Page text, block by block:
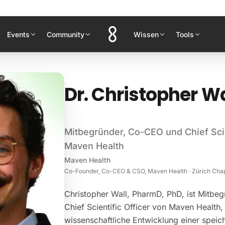
Events Community Wissen Tools
Dr. Christopher
Mitbegründer, Co-CEO und Chief
Maven Health
Maven Health
Co-Founder, Co-CEO & CSO, Maven Health · Zürich
Christopher Wall, PharmD, PhD, ist
Chief Scientific Officer von Maven
wissenschaftliche Entwicklung einer